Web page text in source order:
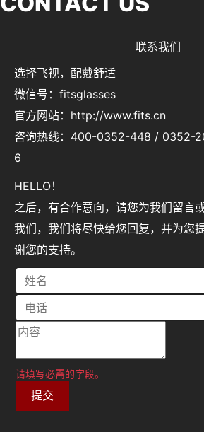
联系我们
选择飞视，配戴舒适
微信号：fitsglasses
官方网站：http://www.fits.cn
咨询热线：400-0352-448 / 0352-
6
HELLO！
之后，有合作意向，请您为我们留言
我们，我们将尽快给您回复，并为您
谢您的支持。
请填写必需的字段。
提交